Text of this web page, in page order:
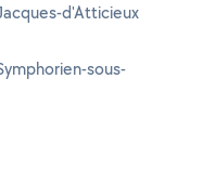
d'Atticieux
sous-